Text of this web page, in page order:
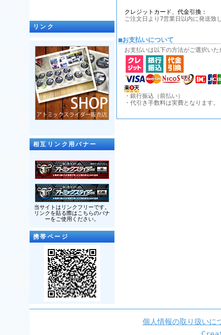
リンク
相互リンク用バナー
当サイトはリンクフリーです。
リンクを貼る際はこちらのバナ
ーをご使用ください。
携帯ページ
クレジットカード、代金引換：
ご注文日より7営業日以内に発送致
■お支払いについて
お支払いは以下の方法がご選択いた
・銀行振込（前払い）
・代引き手数料は実費となります。
個人情報の取り扱いに